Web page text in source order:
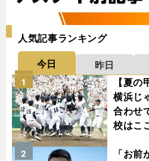
人気記事ランキング
今日 昨日
【夏
横浜じ
合わせ
校はこ
1
「お前
2